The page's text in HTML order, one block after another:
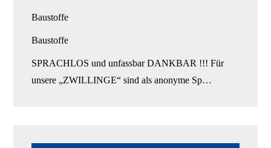
Baustoffe
Baustoffe
SPRACHLOS und unfassbar DANKBAR !!! Für
unsere „ZWILLINGE“ sind als anonyme Sp…